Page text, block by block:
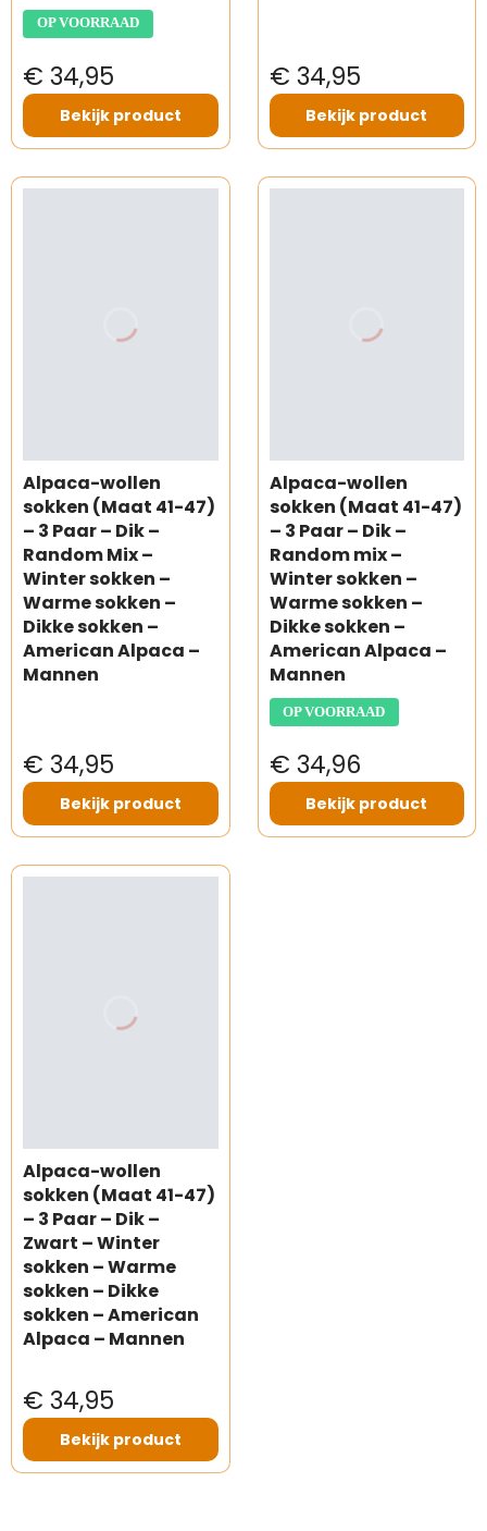
OP VOORRAAD
€ 34,95
Bekijk product
€ 34,95
Bekijk product
Alpaca-wollen
sokken (Maat 41-47)
– 3 Paar – Dik –
Random Mix –
Winter sokken –
Warme sokken –
Dikke sokken –
American Alpaca –
Mannen
€ 34,95
Bekijk product
Alpaca-wollen
sokken (Maat 41-47)
– 3 Paar – Dik –
Random mix –
Winter sokken –
Warme sokken –
Dikke sokken –
American Alpaca –
Mannen
OP VOORRAAD
€ 34,96
Bekijk product
Alpaca-wollen
sokken (Maat 41-47)
– 3 Paar – Dik –
Zwart – Winter
sokken – Warme
sokken – Dikke
sokken – American
Alpaca – Mannen
€ 34,95
Bekijk product